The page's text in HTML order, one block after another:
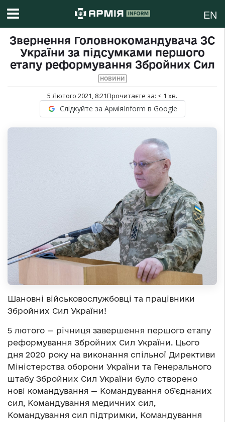
EN
Звернення Головнокомандувача ЗС
України за підсумками першого
етапу реформування Збройних Сил
НОВИНИ
5 Лютого 2021, 8:21Прочитаєте за: < 1 хв.
Слідкуйте за АрміяInform в Google
Шановні військовослужбовці та працівники
Збройних Сил України!
5 лютого — річниця завершення першого етапу
реформування Збройних Сил України. Цього
дня 2020 року на виконання спільної Директиви
Міністерства оборони України та Генерального
штабу Збройних Сил України було створено
нові командування — Командування об’єднаних
сил, Командування медичних сил,
Командування сил підтримки, Командування